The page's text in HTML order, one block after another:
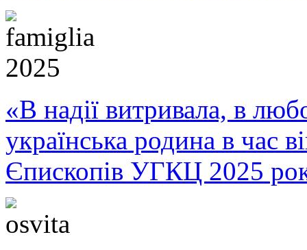
«В надії витривала, в
українська родина в час
Єпископів УГКЦ 2025